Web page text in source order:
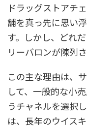
ドラッグストアチ
舗を真っ先に思い
す。しかし、どれ
リーバロンが陳列
この主な理由は、
して、一般的な小
うチャネルを選択
は、長年のウイス